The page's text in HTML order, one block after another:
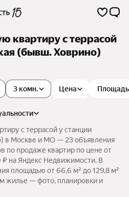
квартиру с террасой
(бывш. Ховрино)
3 комн. Цена Площадь
с террасой у станции
в Москве и МО — 23 объявления
по продаже квартир по цене от
на Яндекс Недвижимости. В
площадью от 66,6 м² до 129,8 м²
жилье — фото, планировки и